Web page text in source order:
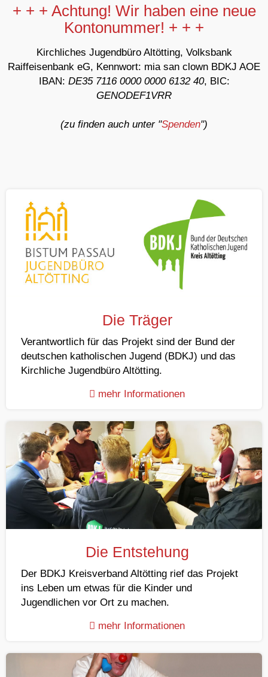
+ + + Achtung! Wir haben eine neue
Kontonummer! + + +
Kirchliches Jugendbüro Altötting, Volksbank
Raiffeisenbank eG, Kennwort: mia san clown BDKJ AOE
IBAN: DE35 7116 0000 0000 6132 40, BIC:
GENODEF1VRR
(zu finden auch unter "Spenden")
Die Träger
Verantwortlich für das Projekt sind der Bund der
deutschen katholischen Jugend (BDKJ) und das
Kirchliche Jugendbüro Altötting.
mehr Informationen
Die Entstehung
Der BDKJ Kreisverband Altötting rief das Projekt
ins Leben um etwas für die Kinder und
Jugendlichen vor Ort zu machen.
mehr Informationen